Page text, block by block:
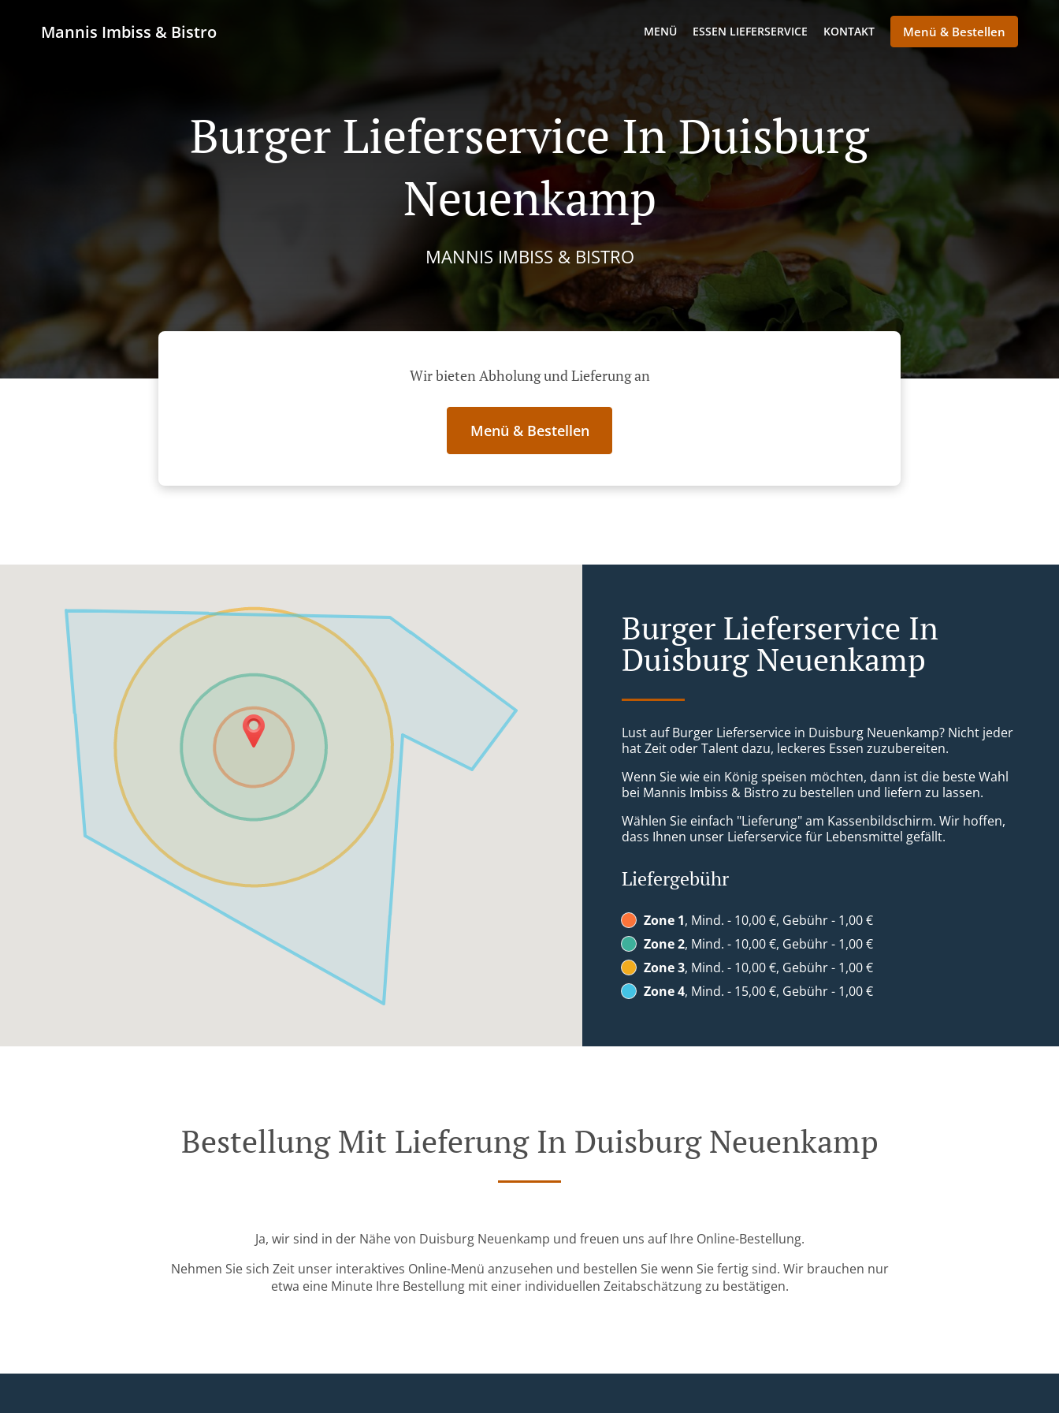
Mannis Imbiss & Bistro MENÜ ESSEN LIEFERSERVICE KONTAKT Menü & Bestellen
Burger Lieferservice In Duisburg
Neuenkamp
MANNIS IMBISS & BISTRO
Wir bieten Abholung und Lieferung an
Menü & Bestellen
Burger Lieferservice In
Duisburg Neuenkamp
Lust auf Burger Lieferservice in Duisburg Neuenkamp? Nicht jeder
hat Zeit oder Talent dazu, leckeres Essen zuzubereiten.
Wenn Sie wie ein König speisen möchten, dann ist die beste Wahl
bei Mannis Imbiss & Bistro zu bestellen und liefern zu lassen.
Wählen Sie einfach "Lieferung" am Kassenbildschirm. Wir hoffen,
dass Ihnen unser Lieferservice für Lebensmittel gefällt.
Liefergebühr
Zone 1, Mind. - 10,00 €, Gebühr - 1,00 €
Zone 2, Mind. - 10,00 €, Gebühr - 1,00 €
Zone 3, Mind. - 10,00 €, Gebühr - 1,00 €
Zone 4, Mind. - 15,00 €, Gebühr - 1,00 €
Bestellung Mit Lieferung In Duisburg Neuenkamp
Ja, wir sind in der Nähe von Duisburg Neuenkamp und freuen uns auf Ihre Online-Bestellung.
Nehmen Sie sich Zeit unser interaktives Online-Menü anzusehen und bestellen Sie wenn Sie fertig sind. Wir brauchen nur
etwa eine Minute Ihre Bestellung mit einer individuellen Zeitabschätzung zu bestätigen.